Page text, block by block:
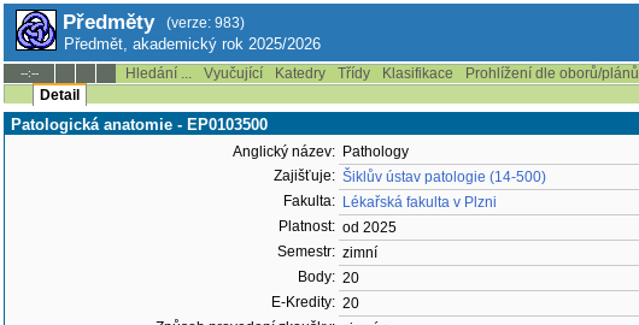
Předměty (verze: 983)
Předmět, akademický rok 2025/2026
--:-- Hledání ... Vyučující Katedry Třídy Klasifikace Prohlížení dle oborů/plánů
Detail
Patologická anatomie - EP0103500
Anglický název: Pathology
Zajišťuje: Šiklův ústav patologie (14-500)
Fakulta: Lékařská fakulta v Plzni
Platnost: od 2025
Semestr: zimní
Body: 20
E-Kredity: 20